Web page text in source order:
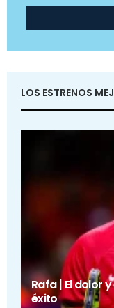
LOS ESTRENOS
Rafa | El dolor
éxito